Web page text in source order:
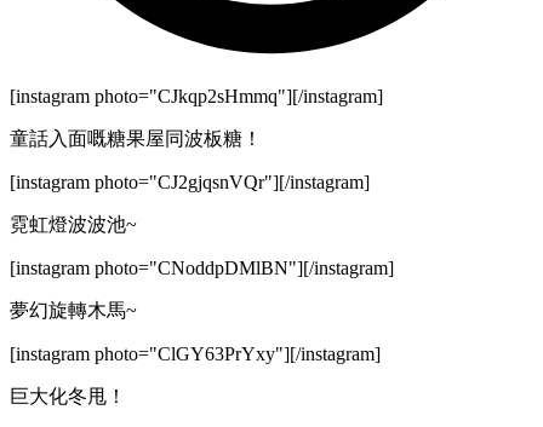
[instagram photo="CJkqp2sHmmq"][/instagram]
童話入面嘅糖果屋同波板糖！
[instagram photo="CJ2gjqsnVQr"][/instagram]
霓虹燈波波池~
[instagram photo="CNoddpDMlBN"][/instagram]
夢幻旋轉木馬~
[instagram photo="ClGY63PrYxy"][/instagram]
巨大化冬甩！